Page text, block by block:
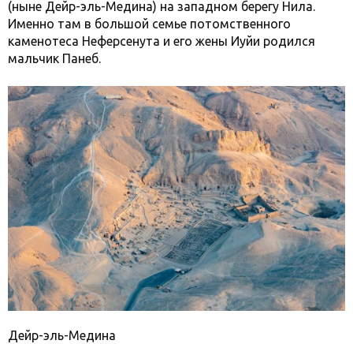
(ныне Дейр-эль-Медина) на западном берегу Нила.
Именно там в большой семье потомственного
каменотеса Неферсенута и его жены Иуйи родился
мальчик Панеб.
Дейр-эль-Медина